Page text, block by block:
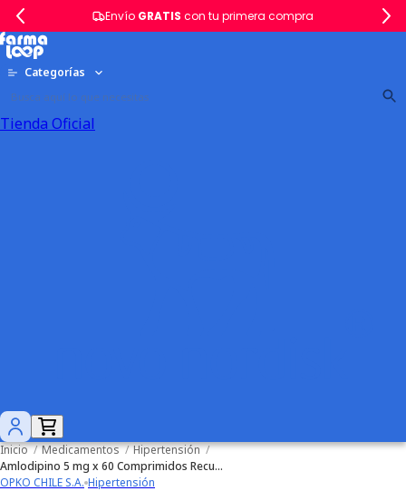
Envío GRATIS con tu primera compra
Categorías
Tienda Oficial
Inicio / Medicamentos / Hipertensión /
Amlodipino 5 mg x 60 Comprimidos Recubiertos
OPKO CHILE S.A. Hipertensión